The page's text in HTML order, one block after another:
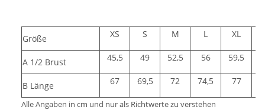
Größe XS S M L XL
A 1/2 Brust 45,5 49 52,5 56 59,5
B Länge 67 69,5 72 74,5 77
Alle Angaben in cm und nur als Richtwerte zu verstehen